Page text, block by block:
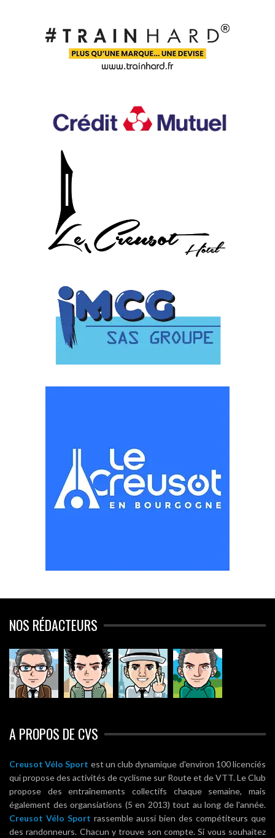
NOS RÉDACTEURS
A PROPOS DE CVS
Creusot Vélo Sport est un club dynamique d'environ 100 licenciés
qui propose des activités de cyclisme sur Route et de VTT. Le Club
propose des entraînements collectifs chaque semaine, mais
également des organsiations (5 en 2013) tout au long de l'année.
Creusot Vélo Sport rassemble aussi bien des compétiteurs que
des randonneurs. Chacun y trouve son compte. Si vous souhaitez